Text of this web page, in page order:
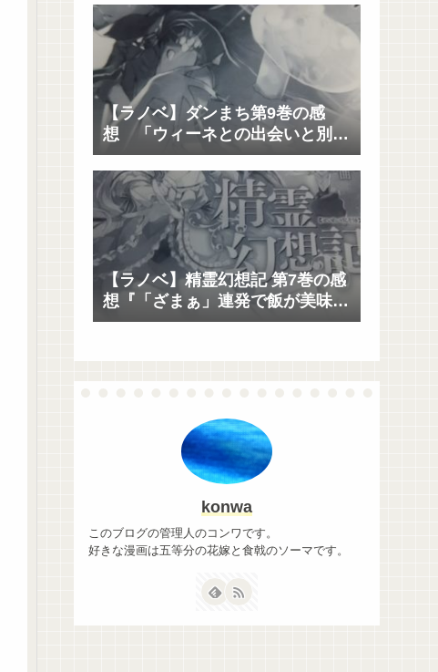
【ラノベ】ダンまち第9巻の感
想 「ウィーネとの出会いと別
れ」
【ラノベ】精霊幻想記 第7巻の感
想『「ざまぁ」連発で飯が美味
い』
konwa
このブログの管理人のコンワです。
好きな漫画は五等分の花嫁と食戟のソーマです。